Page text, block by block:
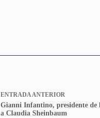
ENTRADAANTERIOR
Gianni Infantino, presidente de
a Claudia Sheinbaum